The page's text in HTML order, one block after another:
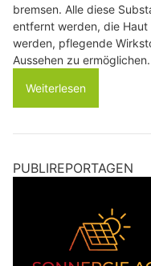
bremsen. Alle diese
entfernt werden, die
werden, pflegende
Aussehen zu ermöglichen.
Weiterlesen
PUBLIREPORTAGEN